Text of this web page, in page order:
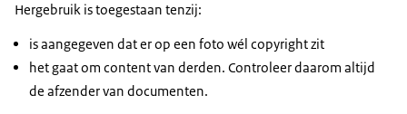
Hergebruik is toegestaan tenzij:
is aangegeven dat er op een foto wél copyright zit
het gaat om content van derden. Controleer daarom altijd
de afzender van documenten.